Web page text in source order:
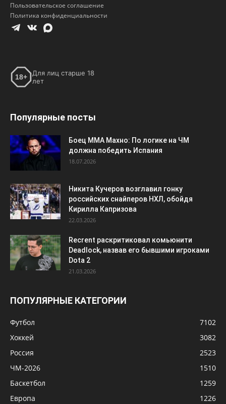
Пользовательское соглашение
Политика конфиденциальности
18+
Для лиц старше 18
лет
Популярные посты
Боец ММА Махно: По логике на ЧМ
должна победить Испания
18.07.2026
Никита Кучеров возглавил гонку
российских снайперов НХЛ, обойдя
Кирилла Капризова
22.03.2026
Recrent раскритиковал комьюнити
Deadlock, назвав его бывшими игроками
Dota 2
21.03.2026
ПОПУЛЯРНЫЕ КАТЕГОРИИ
Футбол
7102
Хоккей
3082
Россия
2523
ЧМ-2026
1510
Баскетбол
1259
Европа
1226